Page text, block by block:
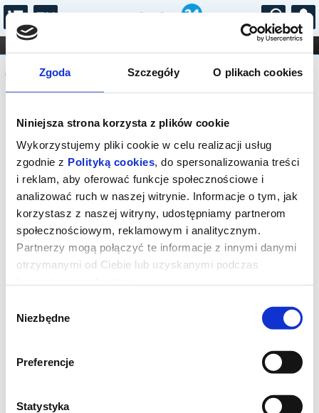
Zgoda Szczegóły O plikach cookies
Niniejsza strona korzysta z plików cookie
Wykorzystujemy pliki cookie w celu realizacji usług
zgodnie z Polityką cookies, do spersonalizowania treści
i reklam, aby oferować funkcje społecznościowe i
analizować ruch w naszej witrynie. Informacje o tym, jak
korzystasz z naszej witryny, udostępniamy partnerom
społecznościowym, reklamowym i analitycznym.
Partnerzy mogą połączyć te informacje z innymi danymi
otrzymanymi od Ciebie lub uzyskanymi podczas
zgody
Niezbędne
Preferencje
Statystyka
...
FILHARMONIA OPERA I BALET
STAND-UP
DLA DZIECI
Komunikat
Sprzedaż biletów on-line na wydarzenie
została zakończona.